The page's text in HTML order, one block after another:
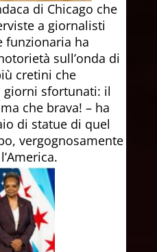
di Chicago che
a giornalisti
funzionaria ha
sull’onda di
cretini che
giorni sfortunati: il
che brava! – ha
di statue di quel
vergognosamente